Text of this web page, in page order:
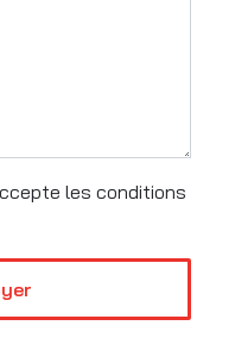
les conditions